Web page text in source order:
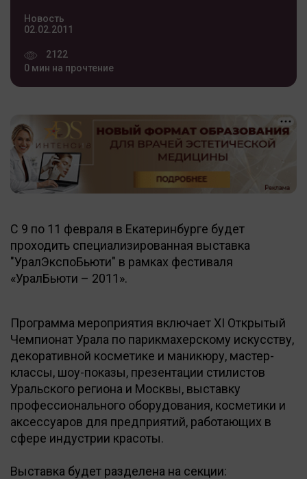
Новость
02.02.2011
2122
0 мин на прочтение
С 9 по 11 февраля в Екатеринбурге будет
проходить специализированная выставка
"УралЭкспоБьюти" в рамках фестиваля
«УралБьюти – 2011».
Программа мероприятия включает XI Открытый
Чемпионат Урала по парикмахерскому искусству,
декоративной косметике и маникюру, мастер-
классы, шоу-показы, презентации стилистов
Уральского региона и Москвы, выставку
профессионального оборудования, косметики и
аксессуаров для предприятий, работающих в
сфере индустрии красоты.
Выставка будет разделена на секции: